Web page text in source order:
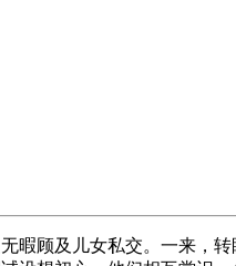
顾及儿女私交。一来，转